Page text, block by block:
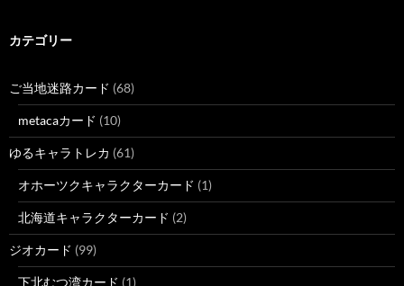
カテゴリー
ご当地迷路カード (68)
metacaカード (10)
ゆるキャラトレカ (61)
オホーツクキャラクターカード (1)
北海道キャラクターカード (2)
ジオカード (99)
下北むつ湾カード (1)